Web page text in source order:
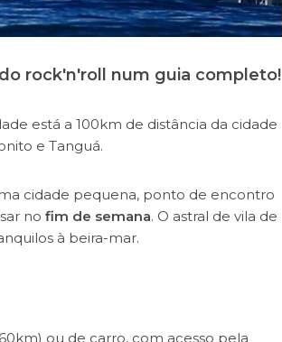
rock'n'roll num guia completo!
está a 100km de distância da cidade
e Tanguá.
cidade pequena, ponto de encontro
no fim de semana. O astral de vila de
à beira-mar.
ou de carro, com acesso pela